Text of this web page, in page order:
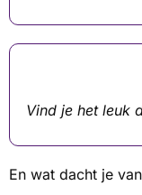
Vind je het leuk
En wat dacht je